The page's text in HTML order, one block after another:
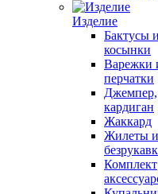
Изделие
Бактусы и
косынки
Варежки
перчатки
Джемпер,
кардиган
Жаккард
Жилеты и
Комплект